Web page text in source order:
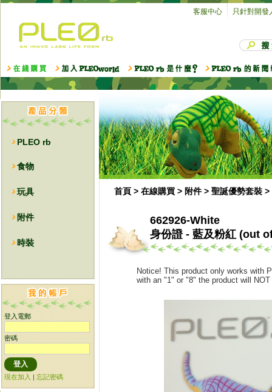
客服中心 只針對開發
PLEO rb
食物
玩具
附件
時裝
登入電郵
密碼
現在加入 | 忘記密碼
首頁 > 在線購買 > 附件> 聖誕優勢套裝 >
662926-White
身份證 - 藍及粉紅 (out
Notice! This product only works with
with an "1" or "8" the product will